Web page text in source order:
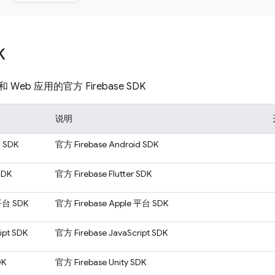
Web 应用的官方 Firebase SDK
说明
官方 Firebase Android SDK
官方 Firebase Flutter SDK
SDK 官方 Firebase Apple 平台 SDK
SDK 官方 Firebase JavaScript SDK
官方 Firebase Unity SDK